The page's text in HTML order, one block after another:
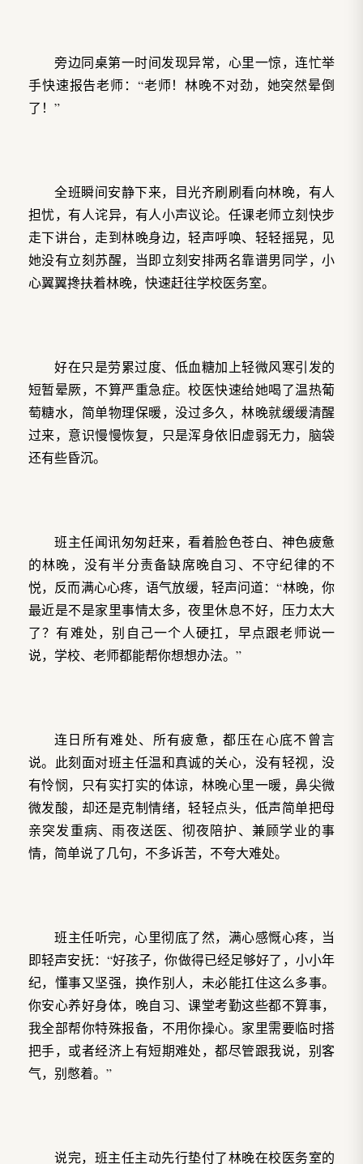
旁边同桌第一时间发现异常，心里一惊，连忙举
手快速报告老师：“老师！林晚不对劲，她突然晕倒
了！”
全班瞬间安静下来，目光齐刷刷看向林晚，有人
担忧，有人诧异，有人小声议论。任课老师立刻快步
走下讲台，走到林晚身边，轻声呼唤、轻轻摇晃，见
她没有立刻苏醒，当即立刻安排两名靠谱男同学，小
心翼翼搀扶着林晚，快速赶往学校医务室。
好在只是劳累过度、低血糖加上轻微风寒引发的
短暂晕厥，不算严重急症。校医快速给她喝了温热葡
萄糖水，简单物理保暖，没过多久，林晚就缓缓清醒
过来，意识慢慢恢复，只是浑身依旧虚弱无力，脑袋
还有些昏沉。
班主任闻讯匆匆赶来，看着脸色苍白、神色疲惫
的林晚，没有半分责备缺席晚自习、不守纪律的不
悦，反而满心心疼，语气放缓，轻声问道：“林晚，你
最近是不是家里事情太多，夜里休息不好，压力太大
了？有难处，别自己一个人硬扛，早点跟老师说一
说，学校、老师都能帮你想想办法。”
连日所有难处、所有疲惫，都压在心底不曾言
说。此刻面对班主任温和真诚的关心，没有轻视，没
有怜悯，只有实打实的体谅，林晚心里一暖，鼻尖微
微发酸，却还是克制情绪，轻轻点头，低声简单把母
亲突发重病、雨夜送医、彻夜陪护、兼顾学业的事
情，简单说了几句，不多诉苦，不夸大难处。
班主任听完，心里彻底了然，满心感慨心疼，当
即轻声安抚：“好孩子，你做得已经足够好了，小小年
纪，懂事又坚强，换作别人，未必能扛住这么多事。
你安心养好身体，晚自习、课堂考勤这些都不算事，
我全部帮你特殊报备，不用你操心。家里需要临时搭
把手，或者经济上有短期难处，都尽管跟我说，别客
气，别憋着。”
说完，班主任主动先行垫付了林晚在校医务室的